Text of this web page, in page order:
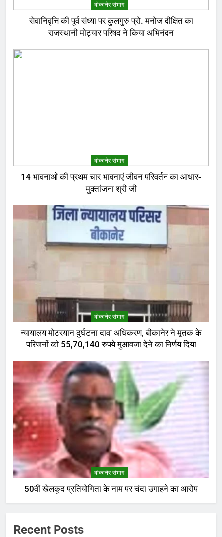
बीकानेर संभाग
सेवानिवृत्ति की पूर्व संध्या पर कुलगुरु प्रो. मनोज दीक्षित का
राजस्थानी मोट्यार परिषद ने किया अभिनंदन
बीकानेर संभाग
14 भावनाओं की प्रथम चार भावनाएं जीवन परिवर्तन का आधार-
मुक्तांजना श्री जी
बीकानेर संभाग
न्यायालय मोटरयान दुर्घटना दावा अधिकरण, बीकानेर ने मृतक के
परिजनों को 55,70,140 रुपये मुआवजा देने का निर्णय दिया
बीकानेर संभाग
50वीं खेलकूद प्रतियोगिता के नाम पर चंदा उगाहने का आरोप
Recent Posts